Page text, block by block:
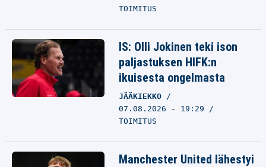
TOIMITUS
IS: Olli Jokinen teki ison
paljastuksen HIFK:n
ikuisesta ongelmasta
JÄÄKIEKKO
07.08.2026 - 19:29
TOIMITUS
Manchester United lähestyi